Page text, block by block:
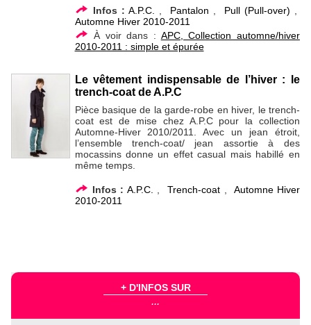
Infos : A.P.C. , Pantalon , Pull (Pull-over) ,
Automne Hiver 2010-2011
À voir dans : APC, Collection automne/hiver
2010-2011 : simple et épurée
Le vêtement indispensable de l’hiver : le
trench-coat de A.P.C
Pièce basique de la garde-robe en hiver, le trench-
coat est de mise chez A.P.C pour la collection
Automne-Hiver 2010/2011. Avec un jean étroit,
l’ensemble trench-coat/ jean assortie à des
mocassins donne un effet casual mais habillé en
même temps.
Infos : A.P.C. ,Trench-coat
Automne Hiver
2010-2011
+ D'INFOS SUR
...